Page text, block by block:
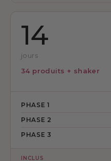
14
jours
34 produits + shaker
PHASE 1
PHASE 2
PHASE 3
INCLUS